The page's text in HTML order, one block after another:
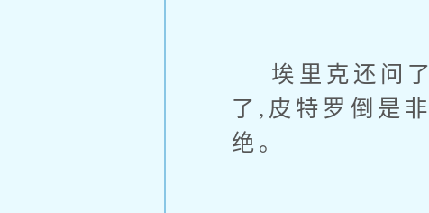
埃里克还问了
了,皮特罗倒是
绝。